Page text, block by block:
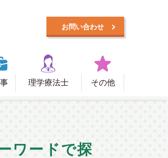
お問い合わせ
理学療法士 その他
ワードで探